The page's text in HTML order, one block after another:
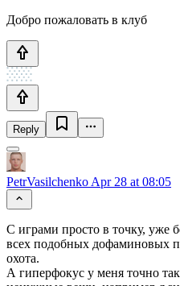
Добро пожаловать в клуб
Reply
PetrVasilchenko Apr 28 at 08:05
С играми просто в точку, уже
всех подобных дофаминовых
охота.
А гиперфокус у меня точно